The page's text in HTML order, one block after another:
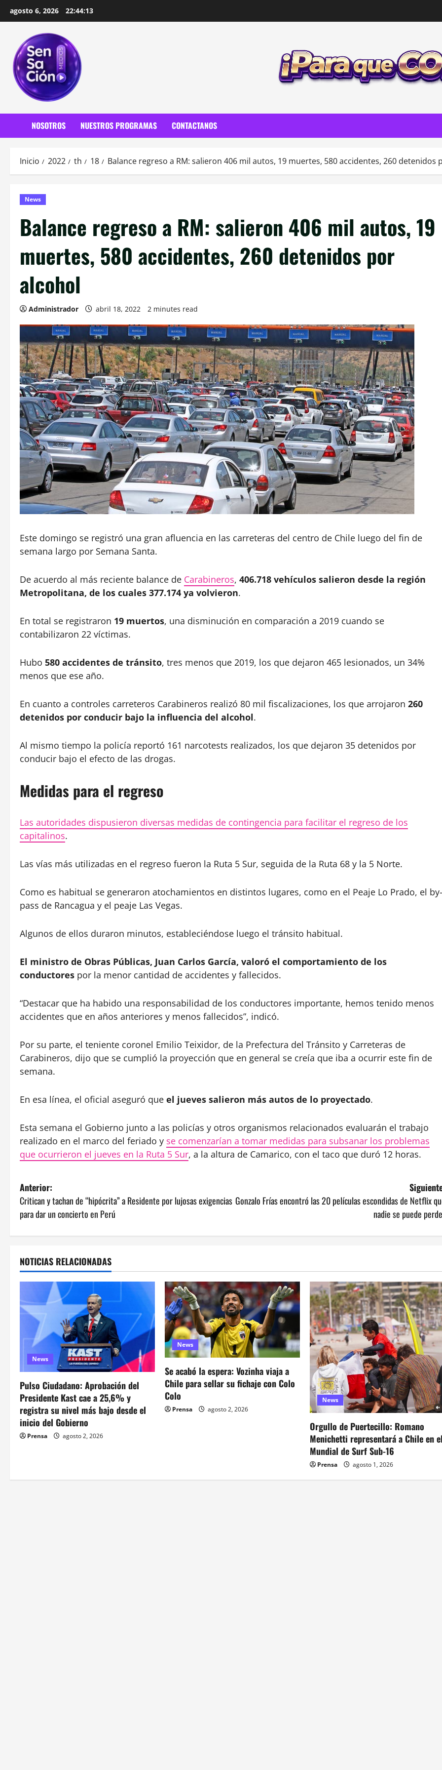
agosto 6, 2026 22:44:15
NOSOTROS NUESTROS PROGRAMAS CONTACTANOS
Inicio 2022 th 18 Balance regreso a RM: salieron 406 mil autos, 19 muertes, 580 accidentes, 260 detenidos
News
Balance regreso a RM: salieron 406 mil autos, 19
muertes, 580 accidentes, 260 detenidos por
alcohol
Administrador abril 18, 2022 2 minutes read
Este domingo se registró una gran afluencia en las carreteras del centro de Chile luego del fin de
semana largo por Semana Santa.
De acuerdo al más reciente balance de Carabineros, 406.718 vehículos salieron desde la región
Metropolitana, de los cuales 377.174 ya volvieron.
En total se registraron 19 muertos, una disminución en comparación a 2019 cuando se
contabilizaron 22 víctimas.
Hubo 580 accidentes de tránsito, tres menos que 2019, los que dejaron 465 lesionados, un 34%
menos que ese año.
En cuanto a controles carreteros Carabineros realizó 80 mil fiscalizaciones, los que arrojaron 260
detenidos por conducir bajo la influencia del alcohol.
Al mismo tiempo la policía reportó 161 narcotests realizados, los que dejaron 35 detenidos por
conducir bajo el efecto de las drogas.
Medidas para el regreso
Las autoridades dispusieron diversas medidas de contingencia para facilitar el regreso de los
capitalinos.
Las vías más utilizadas en el regreso fueron la Ruta 5 Sur, seguida de la Ruta 68 y la 5 Norte.
Como es habitual se generaron atochamientos en distintos lugares, como en el Peaje Lo Prado, el by-
pass de Rancagua y el peaje Las Vegas.
Algunos de ellos duraron minutos, estableciéndose luego el tránsito habitual.
El ministro de Obras Públicas, Juan Carlos García, valoró el comportamiento de los
conductores por la menor cantidad de accidentes y fallecidos.
“Destacar que ha habido una responsabilidad de los conductores importante, hemos tenido menos
accidentes que en años anteriores y menos fallecidos”, indicó.
Por su parte, el teniente coronel Emilio Teixidor, de la Prefectura del Tránsito y Carreteras de
Carabineros, dijo que se cumplió la proyección que en general se creía que iba a ocurrir este fin de
semana.
En esa línea, el oficial aseguró que el jueves salieron más autos de lo proyectado.
Esta semana el Gobierno junto a las policías y otros organismos relacionados evaluarán el trabajo
realizado en el marco del feriado y se comenzarían a tomar medidas para subsanar los problemas
que ocurrieron el jueves en la Ruta 5 Sur, a la altura de Camarico, con el taco que duró 12 horas.
N
a
v
e
g
a
c
n
d
e
e
t
Anterior:
Critican y tachan de “hipócrita” a Residente por lujosas exigencias
para dar un concierto en Perú
Gonzalo Frías encontró las 20 películas escondidas de Netflix
nadie se puede
NOTICIAS RELACIONADAS
News
Pulso Ciudadano: Aprobación del
Presidente Kast cae a 25,6% y
registra su nivel más bajo desde el
inicio del Gobierno
Prensa agosto 2, 2026
News
Se acabó la espera: Vozinha viaja a
Chile para sellar su fichaje con Colo
Colo
Prensa agosto 2, 2026
News
Orgullo de Puertecillo: Romano
Menichetti representará a Chile en
Mundial de Surf Sub-16
Prensa agosto 1, 2026